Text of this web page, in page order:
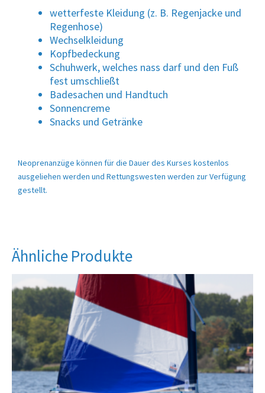
wetterfeste Kleidung (z. B. Regenjacke und
Regenhose)
Wechselkleidung
Kopfbedeckung
Schuhwerk, welches nass darf und den Fuß
fest umschließt
Badesachen und Handtuch
Sonnencreme
Snacks und Getränke
Neoprenanzüge können für die Dauer des Kurses kostenlos
ausgeliehen werden und Rettungswesten werden zur Verfügung
gestellt.
Ähnliche Produkte